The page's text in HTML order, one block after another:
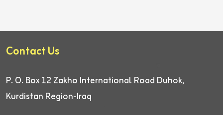
Contact Us
P. O. Box 12 Zakho International Road Duhok,
Kurdistan Region-Iraq